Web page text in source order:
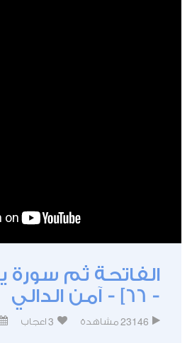
- 66] - آمن الدالي
23146 مشاهدة 3 اعجاب